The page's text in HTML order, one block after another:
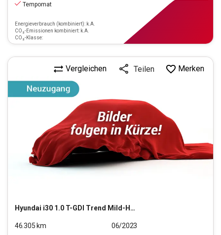
Tempomat
Energieverbrauch (kombiniert): k.A.
CO₂-Emissionen kombiniert: k.A.
CO₂-Klasse:
Hyundai i30 1.0 T-GDI Trend Mild-Hybrid (EURO 6d)(OPF)
Vergleichen Teilen Merken
46.305 km
06/2023